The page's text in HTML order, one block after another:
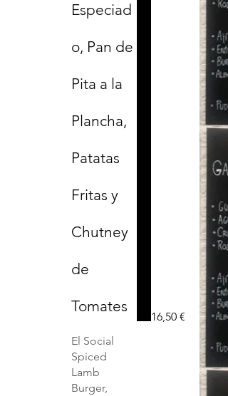
Especiad
o, Pan de
Pita a la
Plancha,
Patatas
Fritas y
Chutney
de
Tomates
El Social
Spiced
Lamb
Burger,
16,50 €